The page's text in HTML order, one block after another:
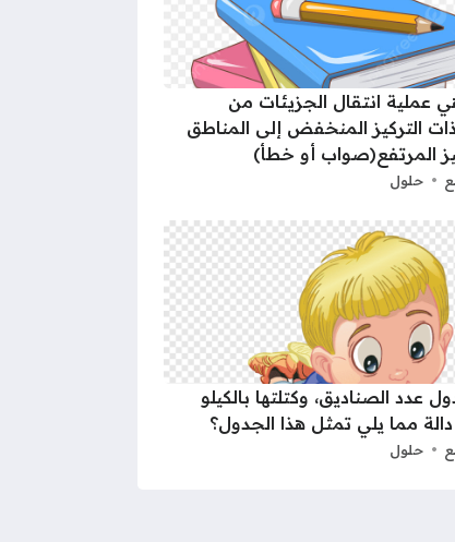
هي عملية انتقال الجزيئات من
التركيز المنخفض إلى المناطق
المرتفع(صواب أو خطأ)
حلول
عدد الصناديق، وكتلتها بالكيلو
مما يلي تمثل هذا الجدول؟
حلول